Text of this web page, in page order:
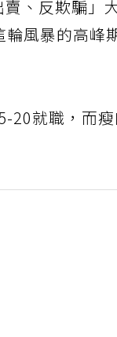
、反欺騙」
風暴的高峰
20就職，而